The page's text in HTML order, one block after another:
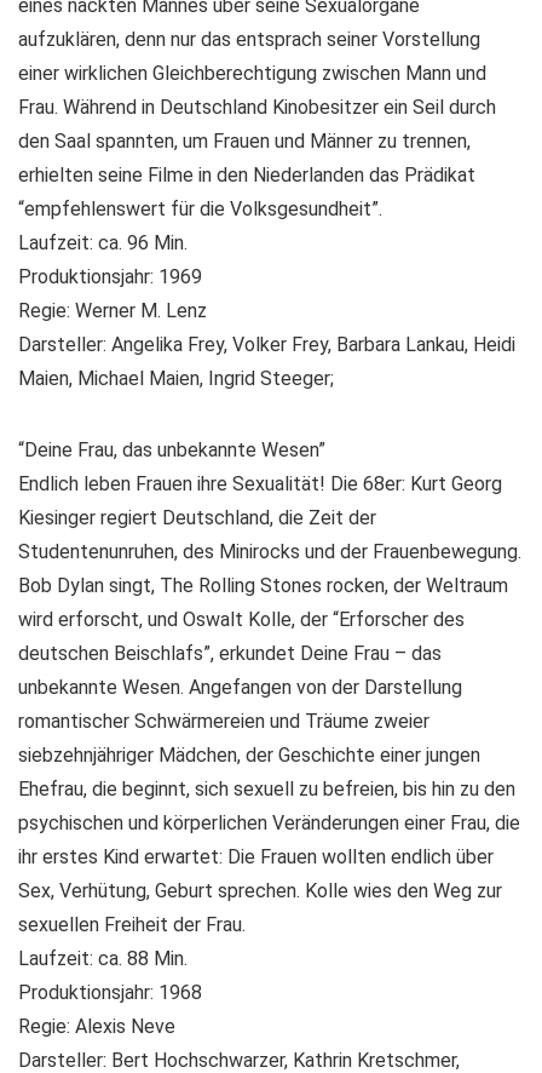
eines nackten Mannes über seine Sexualorgane
aufzuklären, denn nur das entsprach seiner Vorstellung
einer wirklichen Gleichberechtigung zwischen Mann und
Frau. Während in Deutschland Kinobesitzer ein Seil durch
den Saal spannten, um Frauen und Männer zu trennen,
erhielten seine Filme in den Niederlanden das Prädikat
“empfehlenswert für die Volksgesundheit”.
Laufzeit: ca. 96 Min.
Produktionsjahr: 1969
Regie: Werner M. Lenz
Darsteller: Angelika Frey, Volker Frey, Barbara Lankau, Heidi
Maien, Michael Maien, Ingrid Steeger;
“Deine Frau, das unbekannte Wesen”
Endlich leben Frauen ihre Sexualität! Die 68er: Kurt Georg
Kiesinger regiert Deutschland, die Zeit der
Studentenunruhen, des Minirocks und der Frauenbewegung.
Bob Dylan singt, The Rolling Stones rocken, der Weltraum
wird erforscht, und Oswalt Kolle, der “Erforscher des
deutschen Beischlafs”, erkundet Deine Frau – das
unbekannte Wesen. Angefangen von der Darstellung
romantischer Schwärmereien und Träume zweier
siebzehnjähriger Mädchen, der Geschichte einer jungen
Ehefrau, die beginnt, sich sexuell zu befreien, bis hin zu den
psychischen und körperlichen Veränderungen einer Frau, die
ihr erstes Kind erwartet: Die Frauen wollten endlich über
Sex, Verhütung, Geburt sprechen. Kolle wies den Weg zur
sexuellen Freiheit der Frau.
Laufzeit: ca. 88 Min.
Produktionsjahr: 1968
Regie: Alexis Neve
Darsteller: Bert Hochschwarzer, Kathrin Kretschmer,